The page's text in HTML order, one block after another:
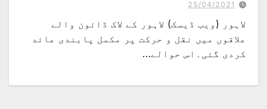
25/04/2021
لاہور (ویب ڈیسک) لاہور کے لاک ڈائون والے
علاقوں میں نقل و حرکت پر مکمل پابندی عائد
کردی گئی۔اس حوالے…